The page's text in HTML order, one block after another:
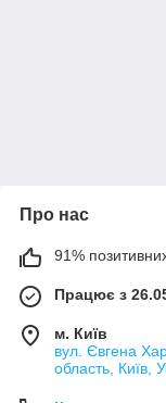
Про нас
91% позитивних
Працює з
м. Київ
вул. Євгена
область, Київ,